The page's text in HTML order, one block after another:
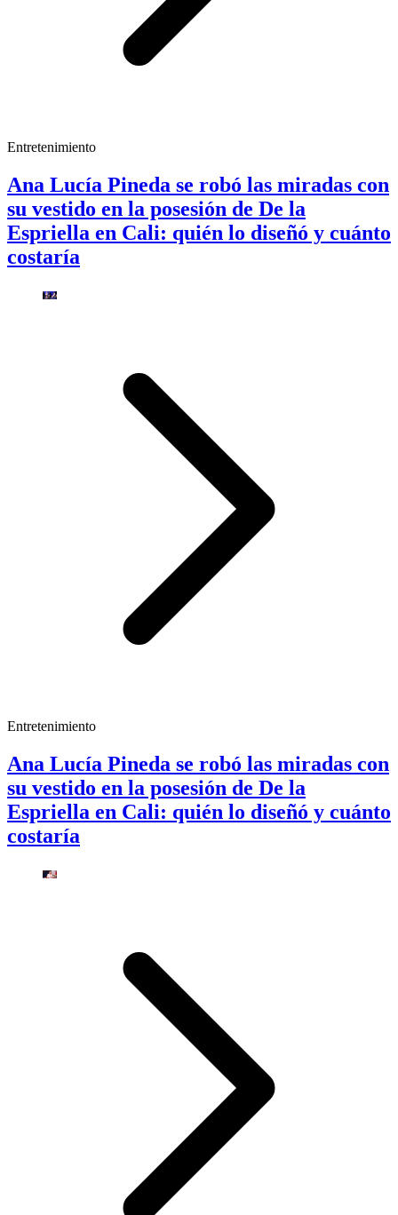
Entretenimiento
Ana Lucía Pineda se robó las miradas con
su vestido en la posesión de De la
Espriella en Cali: quién lo diseñó y cuánto
costaría
Entretenimiento
Ana Lucía Pineda se robó las miradas con
su vestido en la posesión de De la
Espriella en Cali: quién lo diseñó y cuánto
costaría